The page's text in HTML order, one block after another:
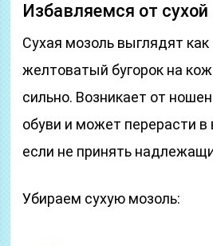
Избавляемся от
Сухая мозоль выглядят
желтоватый бугорок на
сильно. Возникает от
обуви и может перерасти в
если не принять
Убираем сухую мозоль: